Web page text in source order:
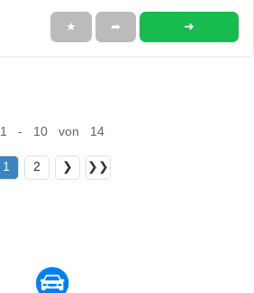
★ ➦ ➜
1 - 10 von 14
1 2 ❯ ❯❯